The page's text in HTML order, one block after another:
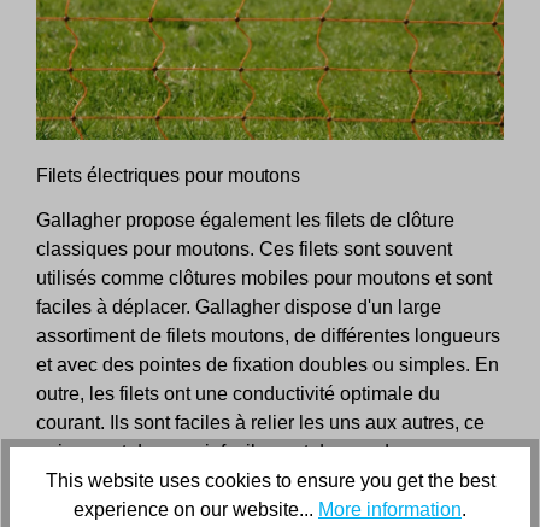
Filets électriques pour moutons
Gallagher propose également les filets de clôture
classiques pour moutons. Ces filets sont souvent
utilisés comme clôtures mobiles pour moutons et sont
faciles à déplacer. Gallagher dispose d'un large
assortiment de filets moutons, de différentes longueurs
et avec des pointes de fixation doubles ou simples. En
outre, les filets ont une conductivité optimale du
courant. Ils sont faciles à relier les uns aux autres, ce
qui permet de couvrir facilement de grandes
superficies. Il est important que vous utilisiez
également un électrificateur pour vos filets clôtures
This website uses cookies to ensure you get the best
experience on our website... More information.